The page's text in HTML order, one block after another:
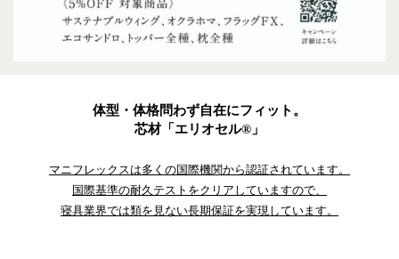
体型・体格問わず自在にフィット。
芯材「エリオセル®」
マニフレックスは多くの国際機関から認証されています。
国際基準の耐久テストをクリアしていますので、
寝具業界では類を見ない長期保証を実現しています。